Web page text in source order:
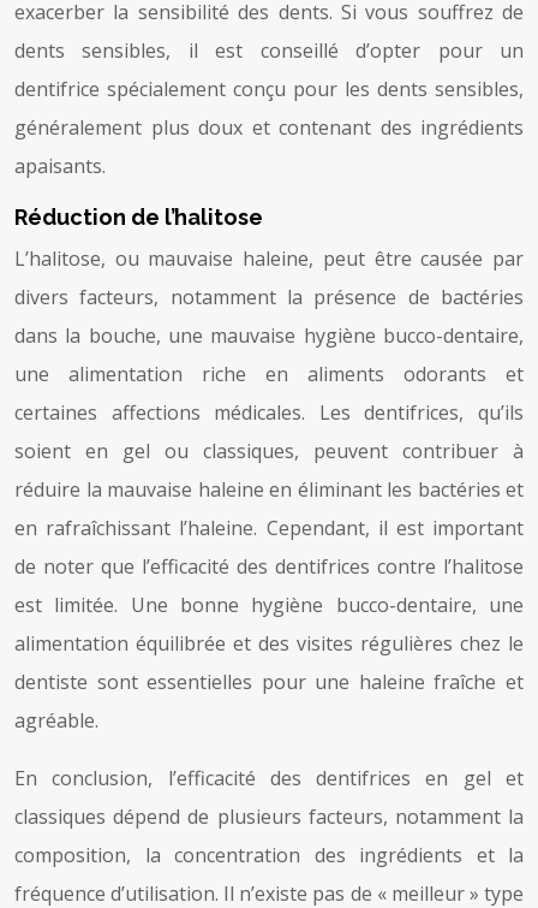
exacerber la sensibilité des dents. Si vous souffrez de
dents sensibles, il est conseillé d’opter pour un
dentifrice spécialement conçu pour les dents sensibles,
généralement plus doux et contenant des ingrédients
apaisants.
Réduction de l’halitose
L’halitose, ou mauvaise haleine, peut être causée par
divers facteurs, notamment la présence de bactéries
dans la bouche, une mauvaise hygiène bucco-dentaire,
une alimentation riche en aliments odorants et
certaines affections médicales. Les dentifrices, qu’ils
soient en gel ou classiques, peuvent contribuer à
réduire la mauvaise haleine en éliminant les bactéries et
en rafraîchissant l’haleine. Cependant, il est important
de noter que l’efficacité des dentifrices contre l’halitose
est limitée. Une bonne hygiène bucco-dentaire, une
alimentation équilibrée et des visites régulières chez le
dentiste sont essentielles pour une haleine fraîche et
agréable.
En conclusion, l’efficacité des dentifrices en gel et
classiques dépend de plusieurs facteurs, notamment la
composition, la concentration des ingrédients et la
fréquence d’utilisation. Il n’existe pas de « meilleur » type